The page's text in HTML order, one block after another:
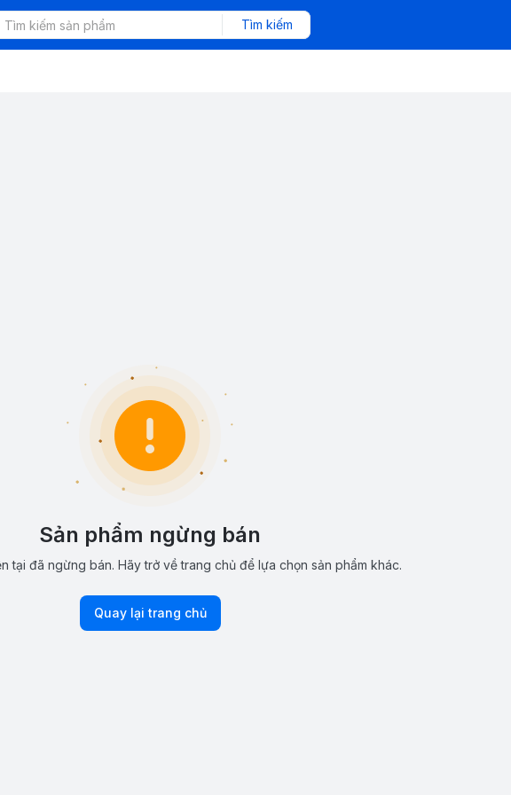
Tìm kiếm
Sản phẩm ngừng bán
tại đã ngừng bán. Hãy trở về trang chủ để lựa chọn sản phẩm khác.
Quay lại trang chủ